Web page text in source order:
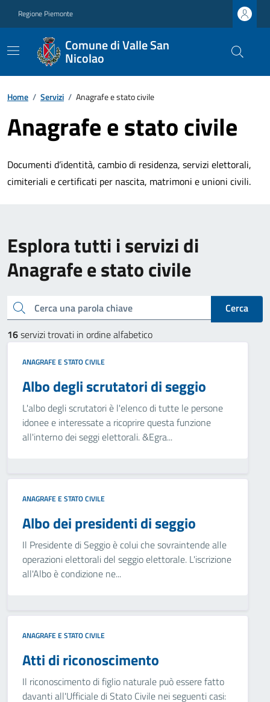
Regione Piemonte
Comune di Valle San
Nicolao
Home / Servizi / Anagrafe e stato civile
Anagrafe e stato civile
Documenti d’identità, cambio di residenza, servizi elettorali,
cimiteriali e certificati per nascita, matrimoni e unioni civili.
Esplora tutti i servizi di
Anagrafe e stato civile
Cerca una parola chiave
Cerca
16servizi trovati in ordine alfabetico
ANAGRAFE E STATO CIVILE
Albo degli scrutatori di seggio
L'albo degli scrutatori è l'elenco di tutte le persone
idonee e interessate a ricoprire questa funzione
all'interno dei seggi elettorali. &Egra...
ANAGRAFE E STATO CIVILE
Albo dei presidenti di seggio
Il Presidente di Seggio è colui che sovraintende alle
operazioni elettorali del seggio elettorale. L'iscrizione
all'Albo è condizione ne...
ANAGRAFE E STATO CIVILE
Atti di riconoscimento
Il riconoscimento di figlio naturale può essere fatto
davanti all'Ufficiale di Stato Civile nei seguenti casi: